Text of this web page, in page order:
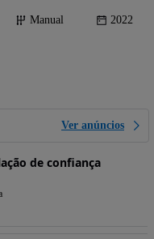
Manual 2022
Ver anúncios
de confiança